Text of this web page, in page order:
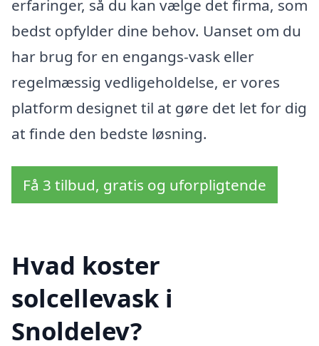
erfaringer, så du kan vælge det firma, som
bedst opfylder dine behov. Uanset om du
har brug for en engangs-vask eller
regelmæssig vedligeholdelse, er vores
platform designet til at gøre det let for dig
at finde den bedste løsning.
Få 3 tilbud, gratis og uforpligtende
Hvad koster
solcellevask i
Snoldelev?